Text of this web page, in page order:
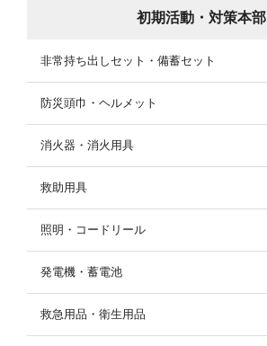
初期活動・対策本部
非常持ち出しセット・備蓄セット
防災頭巾・ヘルメット
消火器・消火用具
救助用具
照明・コードリール
発電機・蓄電池
救急用品・衛生用品